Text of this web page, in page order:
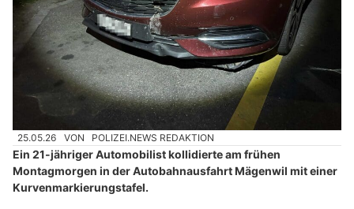
25.05.26 VON POLIZEI.NEWS REDAKTION
Ein 21-jähriger Automobilist kollidierte am frühen
Montagmorgen in der Autobahnausfahrt Mägenwil mit einer
Kurvenmarkierungstafel.